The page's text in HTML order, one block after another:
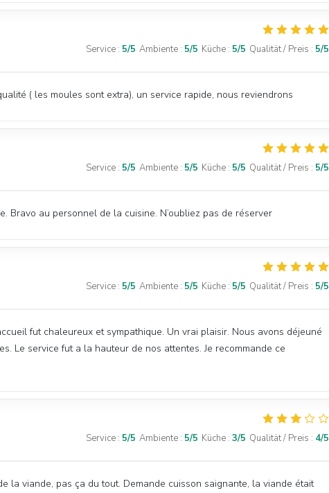
Service : 5/5 Ambiente : 5/5 Küche : 5/5 Qualität / Preis : 5/5
( les moules sont extra), un service rapide, nous reviendrons
Service : 5/5 Ambiente : 5/5 Küche : 5/5 Qualität / Preis : 5/5
Bravo au personnel de la cuisine. N’oubliez pas de réserver
Service : 5/5 Ambiente : 5/5 Küche : 5/5 Qualität / Preis : 5/5
fut chaleureux et sympathique. Un vrai plaisir. Nous avons déjeuné
Le service fut a la hauteur de nos attentes. Je recommande ce
Service : 5/5 Ambiente : 5/5 Küche : 3/5 Qualität / Preis : 4/5
la viande, pas ça du tout. Demande cuisson saignante, la viande était